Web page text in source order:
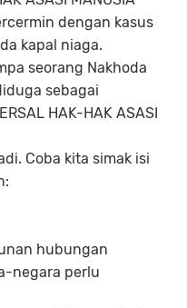
dengan kasus
kapal niaga.
seorang Nakhoda
sebagai
HAK-HAK ASASI
Coba kita simak isi
hubungan
negara perlu